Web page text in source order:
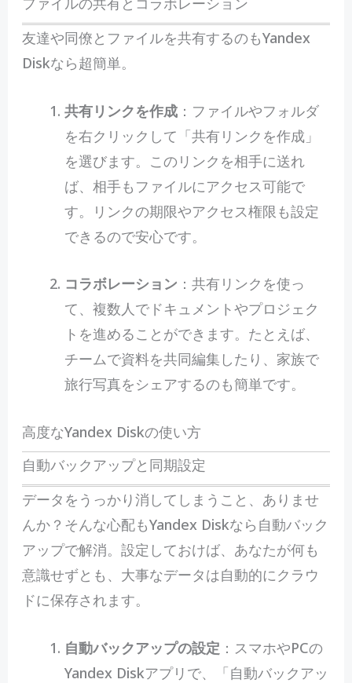
友達や同僚とファイルを共有するのもYandex
Diskなら超簡単。
共有リンクを作成：ファイルやフォルダ
を右クリックして「共有リンクを作成」
を選びます。このリンクを相手に送れ
ば、相手もファイルにアクセス可能で
す。リンクの期限やアクセス権限も設定
できるので安心です。
コラボレーション ：共有リンクを使っ
て、複数人でドキュメントやプロジェク
トを進めることができます。たとえば、
チームで資料を共同編集したり、家族で
旅行写真をシェアするのも簡単です。
高度なYandex Diskの使い方
自動バックアップと同期設定
データをうっかり消してしまうこと、ありませ
んか？そんな心配もYandex Diskなら自動バック
アップで解消。設定しておけば、あなたが何も
意識せずとも、大事なデータは自動的にクラウ
ドに保存されます。
自動バックアップの設定 ：スマホやPCの
Yandex Diskアプリで、「自動バックアッ